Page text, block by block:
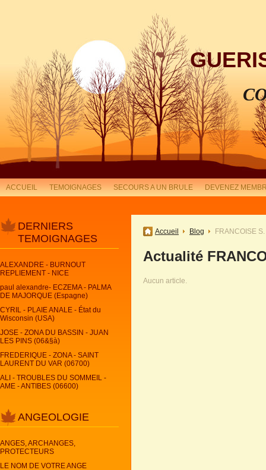
ACCUEIL TEMOIGNAGES SECOURS A UN BRULE DEVENEZ
DERNIERS
TEMOIGNAGES
ALEXANDRE - BURNOUT
REPLIEMENT - NICE
paul alexandre- ECZEMA - PALMA
DE MAJORQUE (Espagne)
CYRIL - PLAIE ANALE - État du
Wisconsin (USA)
JOSE - ZONA DU BASSIN - JUAN
LES PINS (06&§à)
FREDERIQUE - ZONA - SAINT
LAURENT DU VAR (06700)
ALI - TROUBLES DU SOMMEIL -
AME - ANTIBES (06600)
ANGEOLOGIE
ANGES, ARCHANGES,
PROTECTEURS
LE NOM DE VOTRE ANGE
Accueil Blog FRANCOISE
Actualité
Aucun article.